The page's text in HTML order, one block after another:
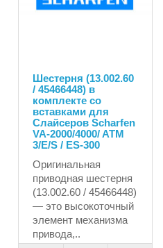
Шестерня (13.002.60
/ 45466448) в
комплекте со
вставками для
Слайсеров Scharfen
VA-2000/4000/ ATM
3/E/S / ES-300
Оригинальная
приводная шестерня
(13.002.60 / 45466448)
— это высокоточный
элемент механизма
привода,..